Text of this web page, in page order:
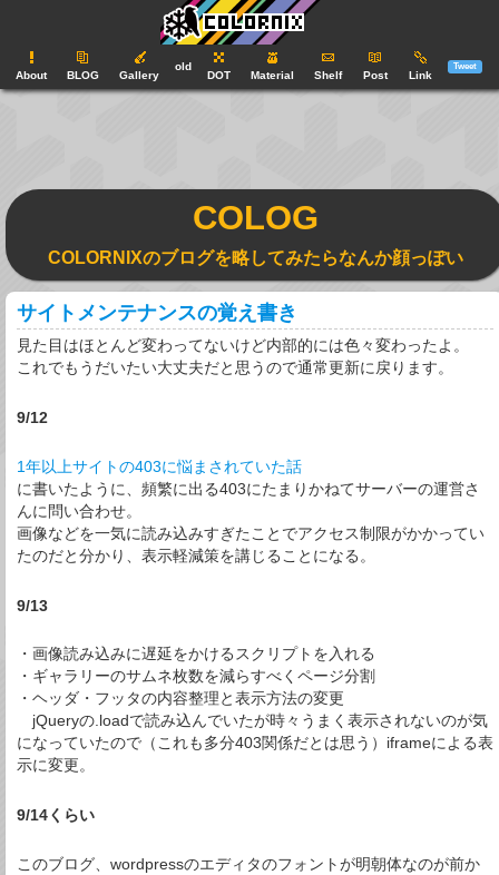
About BLOG Gallery
old
DOT Material Shelf Post Link
Tweet
COLOG
COLORNIXのブログを略してみたらなんか顔っぽい
サイトメンテナンスの覚え書き
見た目はほとんど変わってないけど内部的には色々変わったよ。
これでもうだいたい大丈夫だと思うので通常更新に戻ります。
9/12
1年以上サイトの403に悩まされていた話
に書いたように、頻繁に出る403にたまりかねてサーバーの運営さ
んに問い合わせ。
画像などを一気に読み込みすぎたことでアクセス制限がかかってい
たのだと分かり、表示軽減策を講じることになる。
9/13
・画像読み込みに遅延をかけるスクリプトを入れる
・ギャラリーのサムネ枚数を減らすべくページ分割
・ヘッダ・フッタの内容整理と表示方法の変更
jQueryの.loadで読み込んでいたが時々うまく表示されないのが気
になっていたので（これも多分403関係だとは思う）iframeによる表
示に変更。
9/14くらい
このブログ、wordpressのエディタのフォントが明朝体なのが前か